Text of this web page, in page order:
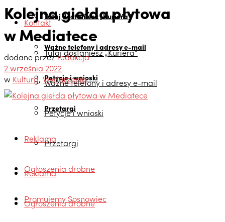
Tutaj dostaniesz „Kuriera”
Ważne telefony i adresy e-mail
Petycje i wnioski
Przetargi
Reklama
Ogłoszenia drobne
Promujemy Sosnowiec
Kontakt
Tutaj dostaniesz „Kuriera”
Ważne telefony i adresy e-mail
Petycje i wnioski
Przetargi
Reklama
Ogłoszenia drobne
Kolejna giełda płytowa
w Mediatece
dodane przezredakcja
2 września 2022
w Kultura, Wydarzenia